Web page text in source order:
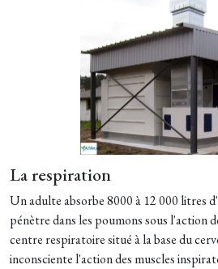
La respiration
Un adulte absorbe 8000 à 12 000 litres
pénètre dans les poumons sous l'action
centre respiratoire situé à la base du
inconsciente l'action des muscles